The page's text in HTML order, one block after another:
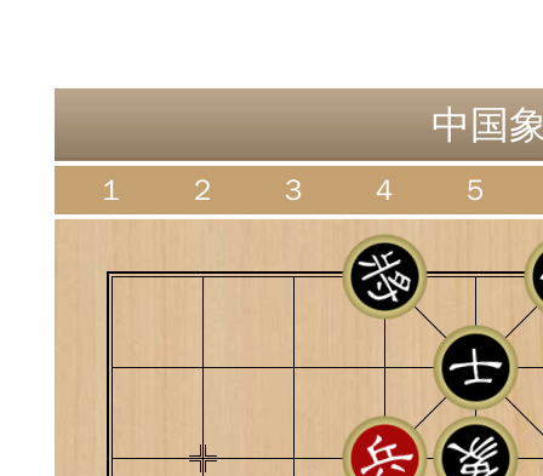
棋圣教练 魔
残局比拼 每
中国
１ ２ ３ ４ ５